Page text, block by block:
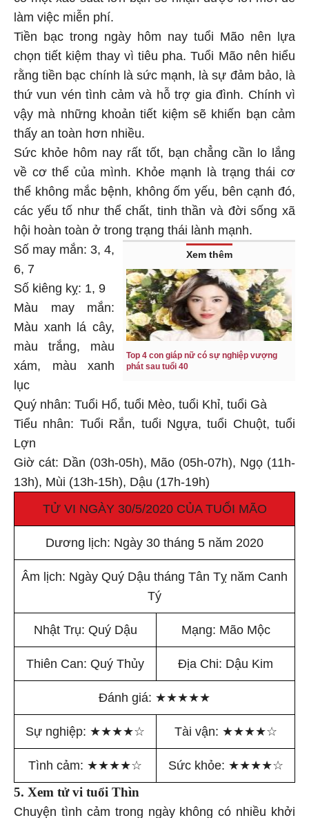
làm việc miễn phí.
Tiền bạc trong ngày hôm nay tuổi Mão nên lựa
chọn tiết kiệm thay vì tiêu pha. Tuổi Mão nên hiểu
rằng tiền bạc chính là sức mạnh, là sự đảm bảo, là
thứ vun vén tình cảm và hỗ trợ gia đình. Chính vì
vậy mà những khoản tiết kiệm sẽ khiến bạn cảm
thấy an toàn hơn nhiều.
Sức khỏe hôm nay rất tốt, bạn chẳng cần lo lắng
về cơ thể của mình. Khỏe mạnh là trạng thái cơ
thể không mắc bệnh, không ốm yếu, bên cạnh đó,
các yếu tố như thể chất, tinh thần và đời sống xã
hội hoàn toàn ở trong trạng thái lành mạnh.
Xem thêm
Top 4 con giáp nữ có sự nghiệp vượng
phát sau tuổi 40
Số may mắn: 3, 4,
6, 7
Số kiêng kỵ: 1, 9
Màu may mắn:
Màu xanh lá cây,
màu trắng, màu
xám, màu xanh
lục
Quý nhân: Tuổi Hổ, tuổi Mèo, tuổi Khỉ, tuổi Gà
Tiểu nhân: Tuổi Rắn, tuổi Ngựa, tuổi Chuột, tuổi
Lợn
Giờ cát: Dần (03h-05h), Mão (05h-07h), Ngọ (11h-
13h), Mùi (13h-15h), Dậu (17h-19h)
TỬ VI NGÀY 30/5/2020 CỦA TUỔI MÃO
Dương lịch: Ngày 30 tháng 5 năm 2020
Âm lịch: Ngày Quý Dậu tháng Tân Tỵ năm Canh
Tý
Nhật Trụ: Quý Dậu Mạng: Mão Mộc
Thiên Can: Quý Thủy Địa Chi: Dậu Kim
Đánh giá: ★★★★★
Sự nghiệp: ★★★★☆ Tài vận: ★★★★☆
Tình cảm: ★★★★☆ Sức khỏe: ★★★★☆
5. Xem tử vi tuổi Thìn
Chuyện tình cảm trong ngày không có nhiều khởi